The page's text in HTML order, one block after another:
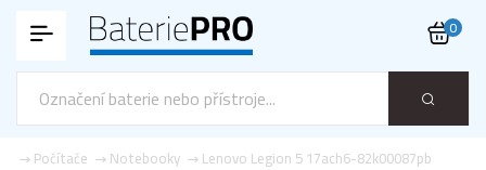
0
Lenovo Legion 5 17ach6-82k00087pb
Notebooky
Počítače